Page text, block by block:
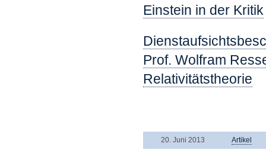
Einstein in der Kritik
Prof. Wolfram
Relativitätstheorie
20. Juni 2013 Artikel